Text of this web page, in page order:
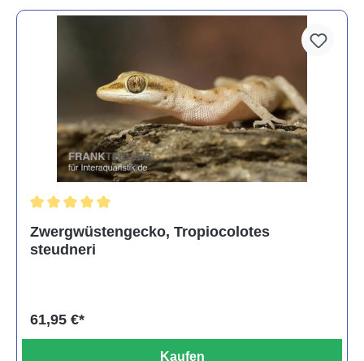
Zwergwüstengecko, Tropiocolotes
steudneri
61,95 €*
Kaufen